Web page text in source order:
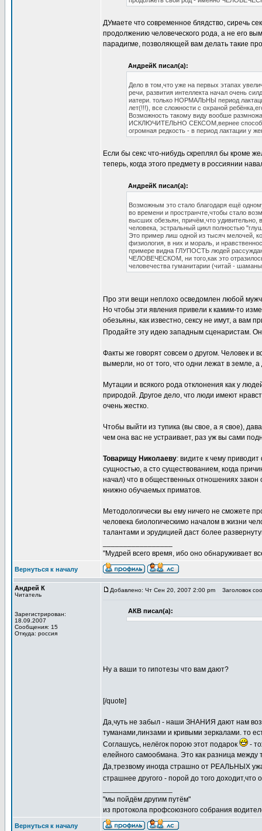
ДУмаете что современное блядство, сиречь
продолжению человеческого рода, а не его
парадигме, позволяющей вам делать такие
АндрейК писал(а):
Дело в том,что уже на первых этапах
речи, развития интеллекта начал очень
иатери. только НОРМАЛЬНЫ период
лет(!!!), все сложности с охраной
Возможность такому виду вообше
ИСКЛЮЧИТЕЛЬНО СЕКСОМ,вернее
огромная редкость - в период лактации у
Если бы секс что-нибудь скреплял бы кроме
теперь, когда этого предмету в россиянии
АндрейК писал(а):
Возможным это стало благодаря ещё
во времени и пространчте,чтобы стало
высших обезьян, причём,что удивительно,
человека, эстральный цикл полностью
Это пример лиш одной из тысяч мелочей,
физиология, в них и мораль, и
примере видна ГЛУПОСТЬ людей
ЧЕЛОВЕЧЕСКОМ, ни того,как это
человечества гуманитарии (читай -
Про эти вещи неплохо осведомлен любой
Но чтобы эти явления привели к камим-то
обезьяны, как известно, сексу не имут, а вам
Продайте эту идею западным сценаристам.
Факты же говорят совсем о другом. Человек и
вымерли, но от того, что одни лежат в земле,
Мутации и всякого рода отклонения как у
природой. Другое дело, что люди имеют
очень жестко.
Чтобы выйти из тупика (вы свое, а я свое),
чем она вас не устраивает, раз уж вы сами
Товарищу Николаеву: видите к чему
сущностью, а сто существованием, когда
начал) что в общественных отношениях закон
книжно обучаемых приматов.
Методологически вы ему ничего не сможете
человека биологическимо началом в жизни
талантами и эрудицией даст более
"Мудрей всего время, ибо оно обнаруживает
Вернуться к началу
Андрей К
Читатель
Зарегистрирован:
18.09.2007
Сообщения: 15
Откуда: россия
Добавлено: Чт Сен 20, 2007 2:00 pm Заголовок
АКВ писал(а):
Ну а ваши то гипотезы что вам дают?
[/quote]
Да,чуть не забыл - наши ЗНАНИЯ дают нам
туманами,линзами и кривыми зеркалами. то
Соглашусь, нелёгок порою этот подарок
-
елейного самообмана. Это как разница
Да,трезвому иногда страшно от РЕАЛЬНЫХ
страшнее другого - порой до того
"мы пойдём другим путём"
из протокола профсоюзного собрания
Вернуться к началу